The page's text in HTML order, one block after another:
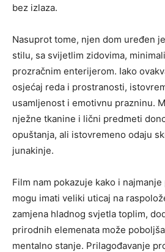
bez izlaza.
Nasuprot tome, njen dom uređen
stilu, sa svijetlim zidovima,
prozračnim enterijerom. Iako
osjećaj reda i prostranosti,
usamljenost i emotivnu prazninu.
nježne tkanine i lični predmeti
opuštanja, ali istovremeno odaju
junakinje.
Film nam pokazuje kako i
mogu imati veliki uticaj na
zamjena hladnog svjetla toplim,
prirodnih elemenata može
mentalno stanje. Prilagođavanje